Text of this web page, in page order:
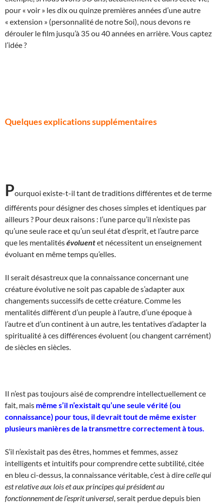
pour « voir » les dix ou quinze premières années d’une autre
« extension » (personnalité de notre Soi), nous devons re
dérouler le film jusqu’à 35 ou 40 années en arrière. Vous captez
l’idée ?
Quelques explications supplémentaires
Pourquoi existe-t-il tant de traditions différentes et de terme
différents pour désigner des choses simples et identiques par
ailleurs ? Pour deux raisons : l’une parce qu’il n’existe pas
qu’une seule race et qu’un seul état d’esprit, et l’autre parce
que les mentalitésévoluentet nécessitent un enseignement
évoluant en même temps qu’elles.
Il serait désastreux que la connaissance concernant une
créature évolutive ne soit pas capable de s’adapter aux
changements successifs de cette créature. Comme les
mentalités diffèrent d’un peuple à l’autre, d’une époque à
l’autre et d’un continent à un autre, les tentatives d’adapter la
spiritualité à ces différences évoluent (ou changent carrément)
de siècles en siècles.
Il n’est pas toujours aisé de comprendre intellectuellement ce
fait, mais même s’il n’existait qu’une seule vérité (ou
connaissance) pour tous, il devrait tout de même exister
plusieurs manières de la transmettre correctement à tous.
S’il n’existait pas des êtres, hommes et femmes, assez
intelligents et intuitifs pour comprendre cette subtilité, citée
en bleu ci-dessus, la connaissance véritable, c’est à direcelle qui
est relative aux lois et aux principes qui président au
fonctionnement de l’esprit universel , serait perdue depuis bien